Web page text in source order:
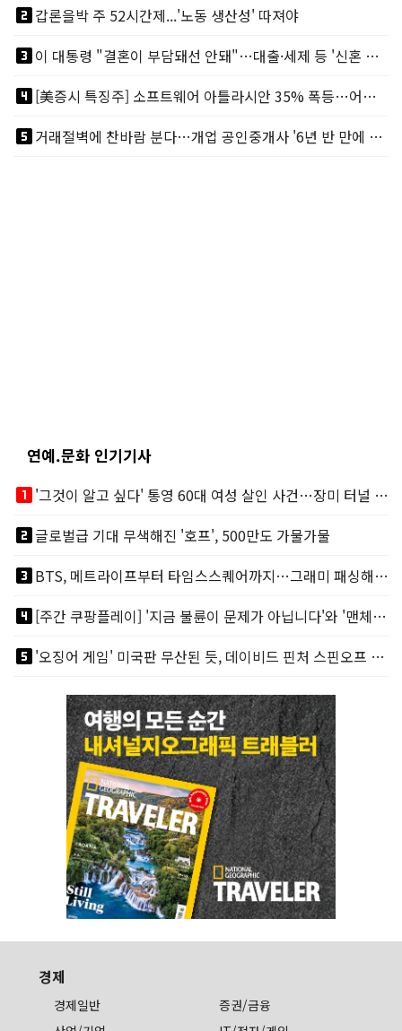
looks_two갑론을박 주 52시간제...'노동 생산성' 따져야
looks_3
이 대통령 "결혼이 부담돼선 안돼"…대출·세제 등 '신혼 걸림돌' 제거
looks_4
[美증시 특징주] 소프트웨어 아틀라시안 35% 폭등…어닝서프, 투자의견 줄줄이 상향
looks_5
거래절벽에 찬바람 분다…개업 공인중개사 '6년 반 만에 최저'
연예.문화 인기기사
looks_one
'그것이 알고 싶다' 통영 60대 여성 살인 사건…장미 터널 아래 킬러, 누구냐 넌?
looks_two글로벌급 기대 무색해진 '호프', 500만도 가물가물
looks_3
BTS, 메트라이프부터 타임스스퀘어까지…그래미 패싱해도 미 대륙 꿀꺽
looks_4
[주간 쿠팡플레이] '지금 불륜이 문제가 아닙니다'와 '맨체스터 시티 VS 아틀레티코 마드리드 빅매치'
looks_5
'오징어 게임' 미국판 무산된 듯, 데이비드 핀처 스핀오프 철회
경제
경제일반
증권/금융